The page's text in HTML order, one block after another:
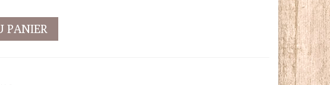
PANIER